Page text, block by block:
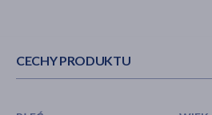
CECHY PRODUKTU